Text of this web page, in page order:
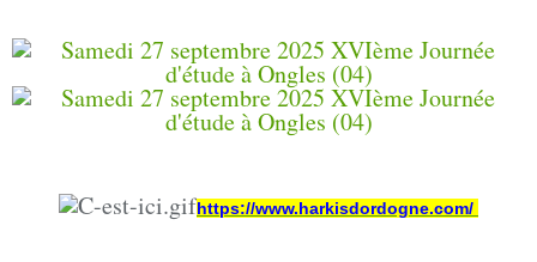
https://www.harkisdordogne.com/